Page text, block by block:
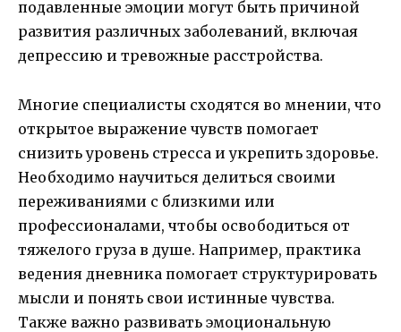
подавленные эмоции могут быть причиной
развития различных заболеваний, включая
депрессию и тревожные расстройства.
Многие специалисты сходятся во мнении, что
открытое выражение чувств помогает
снизить уровень стресса и укрепить здоровье.
Необходимо научиться делиться своими
переживаниями с близкими или
профессионалами, чтобы освободиться от
тяжелого груза в душе. Например, практика
ведения дневника помогает структурировать
мысли и понять свои истинные чувства.
Также важно развивать эмоциональную